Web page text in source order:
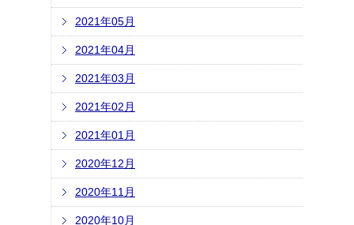
2021年05月
2021年04月
2021年03月
2021年02月
2021年01月
2020年12月
2020年11月
2020年10月